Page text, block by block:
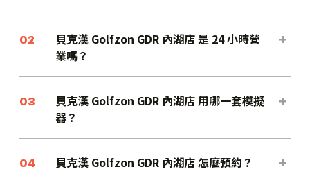
02
貝克漢 Golfzon GDR 內湖店 是 24 小時營
業嗎？
+
03
貝克漢 Golfzon GDR 內湖店 用哪一套模擬
器？
+
04 貝克漢 Golfzon GDR 內湖店 怎麼預約？ +